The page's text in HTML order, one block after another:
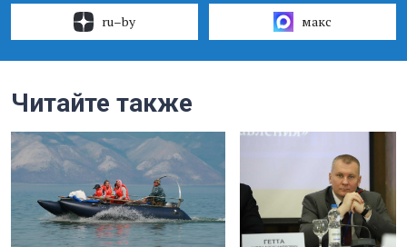
ru–by макс
Читайте также